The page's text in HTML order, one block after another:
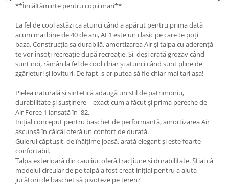
**Încălțăminte pentru copii mari**
La fel de cool astăzi ca atunci când a apărut pentru prima dată
acum mai bine de 40 de ani, AF1 este un clasic pe care te poți
baza. Construcția sa durabilă, amortizarea Air și talpa cu aderență
te vor însoți recreație după recreație. Și, deși arată grozav când
sunt noi, rămân la fel de cool chiar și atunci când sunt pline de
zgârieturi și lovituri. De fapt, s-ar putea să fie chiar mai tari așa!
Pielea naturală și sintetică adaugă un stil de patrimoniu,
durabilitate și susținere – exact cum a făcut și prima pereche de
Air Force 1 lansată în '82.
Inițial conceput pentru baschet de performanță, amortizarea Air
ascunsă în călcâi oferă un confort de durată.
Gulerul căptușit, de înălțime joasă, arată elegant și este foarte
confortabil.
Talpa exterioară din cauciuc oferă tracțiune și durabilitate. Știai că
modelul circular de pe talpă a fost creat inițial pentru a ajuta
jucătorii de baschet să pivoteze pe teren?